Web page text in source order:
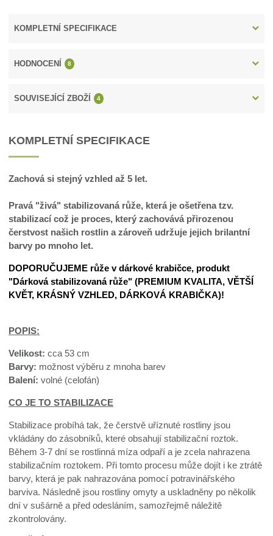
KOMPLETNÍ SPECIFIKACE
HODNOCENÍ 8
SOUVISEJÍCÍ ZBOŽÍ 4
KOMPLETNÍ SPECIFIKACE
Zachová si stejný vzhled až 5 let.
Pravá "živá" stabilizovaná růže, která je ošetřena tzv.
stabilizací což je proces, který zachovává přirozenou
čerstvost našich rostlin a zároveň udržuje jejich brilantní
barvy po mnoho let.
DOPORUČUJEME růže v dárkové krabičce, produkt
"Dárková stabilizovaná růže" (PREMIUM KVALITA, VĚTŠÍ
KVĚT, KRÁSNÝ VZHLED, DÁRKOVÁ KRABIČKA)!
POPIS:
Velikost:cca 53 cm
Barvy: možnost výběru z mnoha barev
Balení: volné (celofán)
CO JE TO STABILIZACE
Stabilizace probíhá tak, že čerstvě uříznuté rostliny jsou
vkládány do zásobníků, které obsahují stabilizační roztok.
Během 3-7 dní se rostlinná míza odpaří a je zcela nahrazena
stabilizačním roztokem. Při tomto procesu může dojít i ke ztrátě
barvy, která je pak nahrazována pomocí potravinářského
barviva. Následně jsou rostliny omyty a uskladněny po několik
dní v sušárně a před odesláním, samozřejmě náležitě
zkontrolovány.